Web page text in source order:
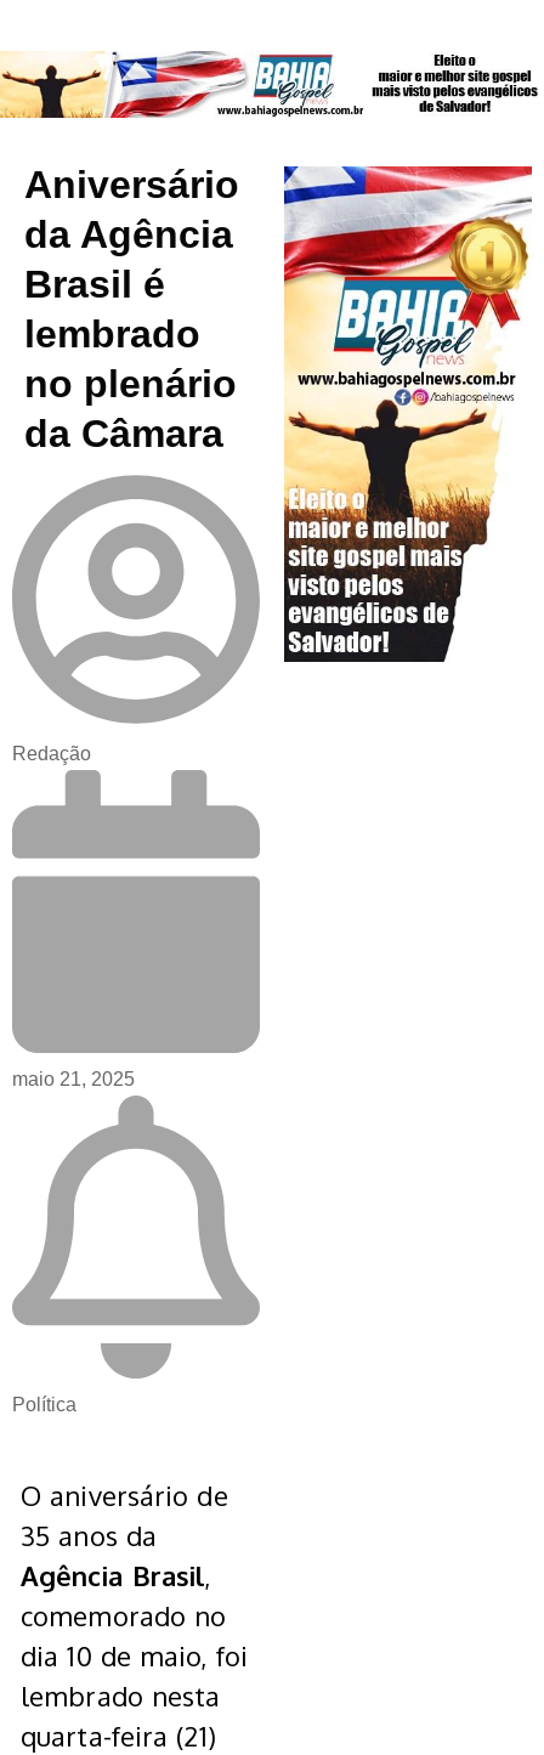
Aniversário
da Agência
Brasil é
lembrado
no plenário
da Câmara
Redação
maio 21, 2025
Política
O aniversário de
35 anos da
Agência Brasil,
comemorado no
dia 10 de maio, foi
lembrado nesta
quarta-feira (21)